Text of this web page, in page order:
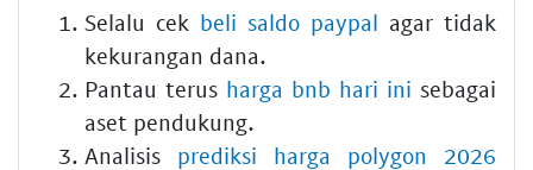
Selalu cek beli saldo paypal agar tidak
kekurangan dana.
Pantau terus harga bnb hari ini sebagai
aset pendukung.
Analisis prediksi harga polygon 2026